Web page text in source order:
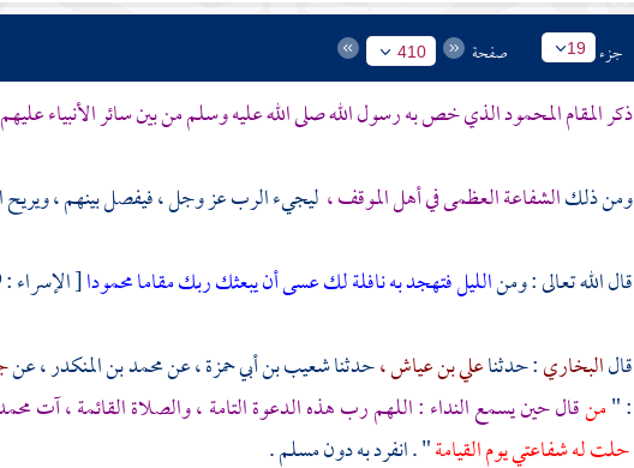
جزء 19 صفحة 410
ذكر المقام المحمود الذي خص به رسول الله صلى الله عليه وسلم من بين سائر الأنبياء
ومن ذلكالشفاعة العظمى في أهل الموقف ، ليجيء الرب عز وجل ، فيفصل بينهم ، ويريح
قال الله تعالى : ومنالليل فتهجد به نافلة لك عسى أن يبعثك ربك مقاما محمودا[ الإسراء : 79 ] .
قالالبخاري: حدثناعلي بن عياش ،حدثناشعيب بن أبي حمزة ،عنمحمد بن المنكدر ،عن
: "منقال حين يسمع النداء : اللهم رب هذه الدعوة التامة ، والصلاة القائمة ، آت
حلت له شفاعتي يوم القيامة" . انفرد به دونمسلم.